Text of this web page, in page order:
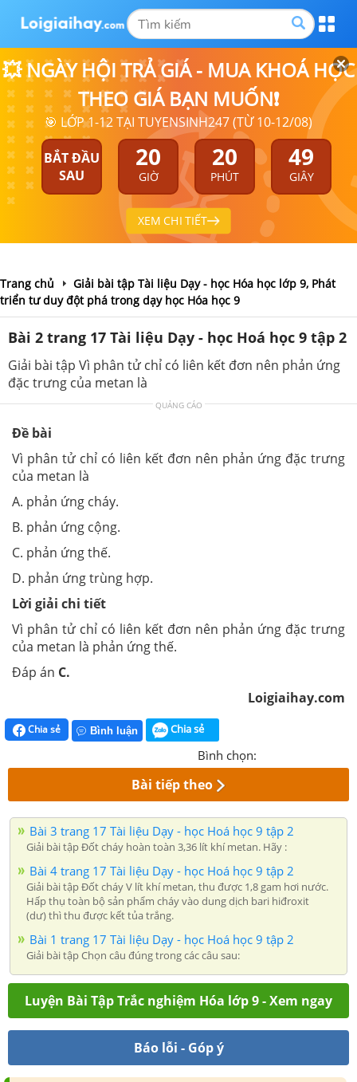
💥 NGÀY HỘI TRẢ GIÁ - MUA KHOÁ HỌC
THEO GIÁ BẠN MUỐN❗
🎯 LỚP 1-12 TẠI TUYENSINH247 (TỪ 10-12/08)
BẮT ĐẦU
SAU
20
GIỜ
20
PHÚT
49
GIÂY
XEM CHI TIẾT
Trang chủ
Giải bài tập Tài liệu Dạy - học Hóa học lớp 9, Phát
triển tư duy đột phá trong dạy học Hóa học 9
Bài 2 trang 17 Tài liệu Dạy - học Hoá học 9 tập 2
Giải bài tập Vì phân tử chỉ có liên kết đơn nên phản ứng
đặc trưng của metan là
QUẢNG CÁO
Đề bài
Vì phân tử chỉ có liên kết đơn nên phản ứng đặc trưng
của metan là
A. phản ứng cháy.
B. phản ứng cộng.
C. phản ứng thế.
D. phản ứng trùng hợp.
Lời giải chi tiết
Vì phân tử chỉ có liên kết đơn nên phản ứng đặc trưng
của metan là phản ứng thế.
Đáp án C.
Loigiaihay.com
Chia sẻ Bình luận Chia sẻ
Bình chọn:
Bài tiếp theo
Bài 3 trang 17 Tài liệu Dạy - học Hoá học 9 tập 2
Giải bài tập Đốt cháy hoàn toàn 3,36 lít khí metan. Hãy :
Bài 4 trang 17 Tài liệu Dạy - học Hoá học 9 tập 2
Giải bài tập Đốt cháy V lít khí metan, thu được 1,8 gam hơi nước.
Hấp thụ toàn bộ sản phẩm cháy vào dung dịch bari hiđroxit
(dư) thì thu được kết tủa trắng.
Bài 1 trang 17 Tài liệu Dạy - học Hoá học 9 tập 2
Giải bài tập Chọn câu đúng trong các câu sau:
Luyện Bài Tập Trắc nghiệm Hóa lớp 9 - Xem ngay
Báo lỗi - Góp ý